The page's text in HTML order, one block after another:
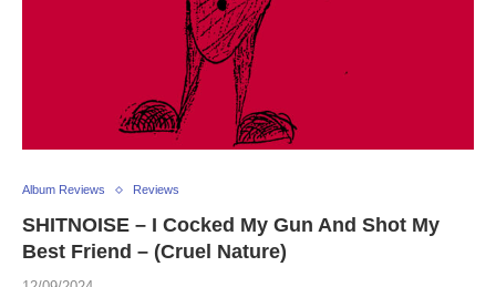
Album Reviews Reviews
SHITNOISE – I Cocked My Gun And Shot My
Best Friend – (Cruel Nature)